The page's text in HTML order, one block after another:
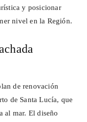
y posicionar
nivel en la Región.
de renovación
de Santa Lucía, que
al mar. El diseño